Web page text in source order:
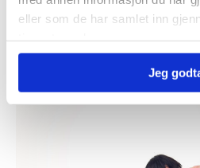
eller som de har samlet inn
Jeg
glede,